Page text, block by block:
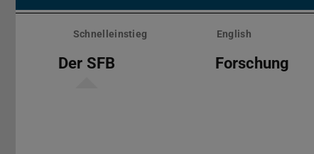
Menü
überspringenSchnelleinstieg English
Der SFB Forschung